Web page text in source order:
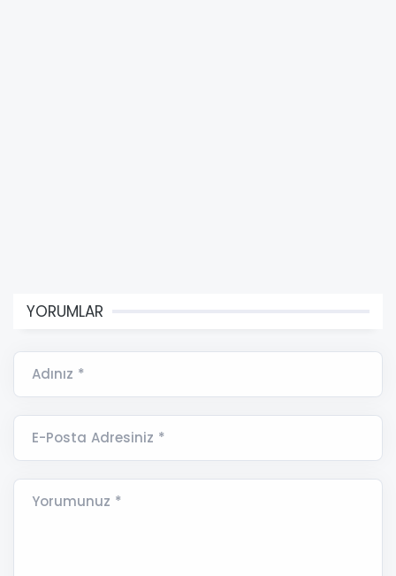
YORUMLAR
Adınız *
E-Posta Adresiniz *
Yorumunuz *